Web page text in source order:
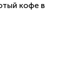
кофе в